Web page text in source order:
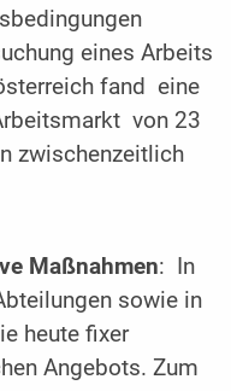
eines Arbeits
fand eine
von 23
zwischenzeitlich
Maßnahmen: In
sowie in
heute fixer
Angebots. Zum